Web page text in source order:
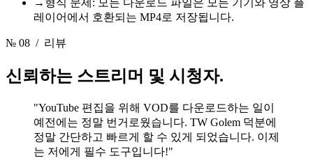
→ 형식 문제: 모든 다운로드 파일은 모든 기기와 영상 플
레이어에서 호환되는 MP4로 저장됩니다.
№ 08 / 리뷰
신뢰하는 스트리머 및 시청자.
"YouTube 편집을 위해 VOD를 다운로드하는 일이
예전에는 정말 번거로웠습니다. TW Golem 덕분에
정말 간단하고 빠르게 할 수 있게 되었습니다. 이제
는 저에게 필수 도구입니다!"